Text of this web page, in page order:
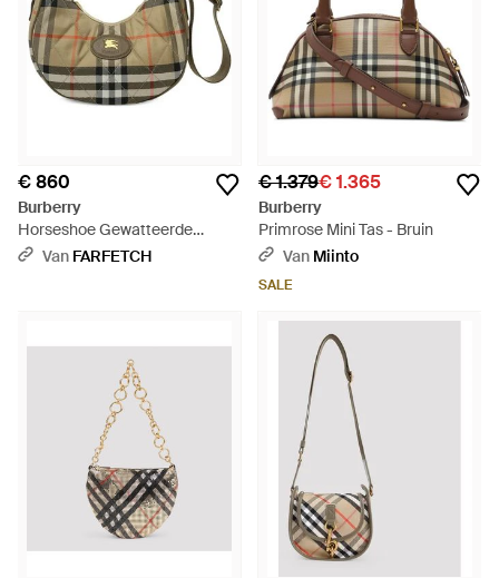
€ 860
Burberry
Horseshoe Gewatteerde
Geruite Crossbodytas -
Van FARFETCH
€ 1.379€ 1.365
Burberry
Primrose Mini Tas - Bruin
Van Miinto
SALE